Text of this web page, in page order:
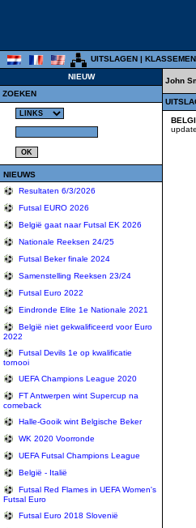
UITSLAGEN |
NIEUW
ZOEKEN
NIEUWS
Resultaten 6/3/2026
Futsal EURO 2026
België gaat naar Futsal EK 2026
Nationale Reeksen 24/25
Futsal Beker finale 2024
Samenstelling Reeksen 23/24
Futsal Euro 2022
Eindronde Elite 1e Nationale 2021
België niet gekwalificeerd voor Euro
2022
Futsal Devils 1e op kwalificatie
tornooi
UEFA Champions League 2020
FT Antwerpen wint Supercup na
comeback
Halle-Gooik wint Belgische Beker
WK 2020 Voorronde
UEFA Futsal Champions League
België - Italië
Futsal Red Flames in UEFA Women's
Futsal Euro
Futsal Euro 2018 Slovenië
John